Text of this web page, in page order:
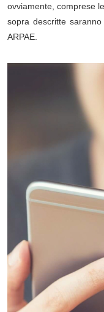
ovviamente, comprese
sopra descritte
ARPAE.